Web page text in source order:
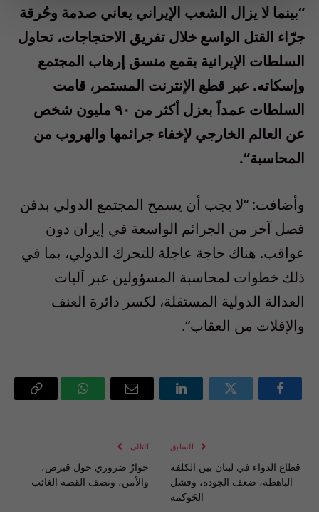
“بينما لا يزال الشعب الإيراني يعاني صدمة وحُرقة
جرّاء القتل الواسع خلال تفريق الاحتجاجات، تحاول
السلطات الإيرانية بقمع منسق إرهاب المجتمع
وإسكاته. عبر قطع الإنترنت المستمر، قامت
السلطات عمداً بعزل أكثر من ۹۰ مليون شخص
عن العالم الخارجي لإخفاء جرائمها والهروب من
المحاسبة“.
وأضافت: “لا يجب أن يسمح المجتمع الدولي بدفن
فصل آخر من الجرائم الواسعة في إيران دون
عواقب. هناك حاجة عاجلة للتحرك الدولي، بما في
ذلك خطوات لمحاسبة المسؤولين عبر آليات
العدالة الدولية المستقلة، لكسر دائرة العنف
والإفلات من العقاب“.
فيسبوك تويتر لينكدإن
البريد
واتساب Copy
السابق
قطاع الدواء في لبنان بين الكلفة
الباهظة، ضعف الجودة، وفشل
الحَوكمة
التالي
حوارٌ ضروري حول قبرص،
والأمن، ونصف القصة الغائب